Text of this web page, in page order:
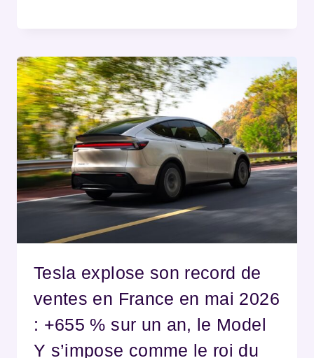
Tesla explose son record de
ventes en France en mai 2026
: +655 % sur un an, le Model
Y s’impose comme le roi du